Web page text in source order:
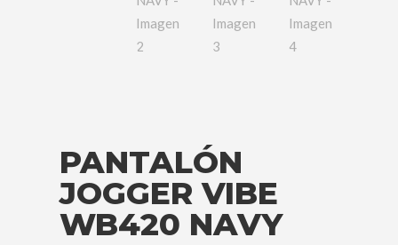
PANTALÓN
JOGGER VIBE
WB420 NAVY